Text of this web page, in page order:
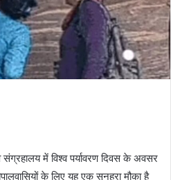
संग्रहालय में विश्व पर्यावरण दिवस के अवसर
के लिए यह एक सुनहरा मौका है